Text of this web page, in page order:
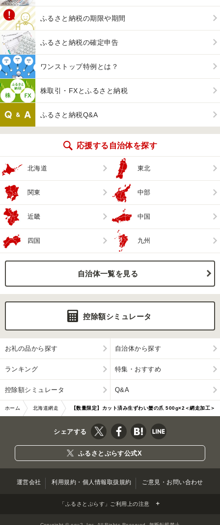
ふるさと納税の期限や期間
ふるさと納税の確定申告
ワンストップ特例とは？
株取引・FXとふるさと納税
ふるさと納税Q&A
応援する自治体を探す
北海道 東北
関東 中部
近畿 中国
四国 九州
自治体一覧を見る
控除額シミュレータ
お礼の品から探す 自治体から探す
ランキング 特集・おすすめ
控除額シミュレータ Q&A
ホーム 北海道網走 【数量限定】カット済み生ずわい蟹の爪 500g×2＜網走加工＞
シェアする
ふるさとぷらす公式X
運営会社 利用規約・個人情報取扱規約 ご意見・お問い合わせ
「ふるさとぷらす」ご利用上の注意